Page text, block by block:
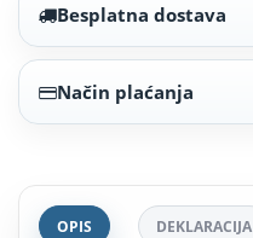
Besplatna dostava
Način plaćanja
OPIS DEKLARACIJA